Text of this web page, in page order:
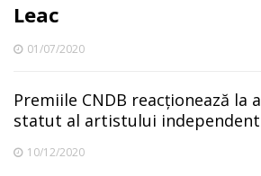
Leac
01/07/2020
Premiile CNDB reacționează la
statut al artistului independent
10/12/2020